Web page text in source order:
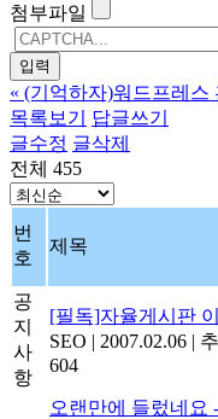
첨부파일
« (기억하자)워드프레스
목록보기
답글쓰기
글수정 글삭제
전체 455
번
호
제목
공
지
사
항
[필독]자율게시판
SEO | 2007.02.06 |
604
오랜만에 들렀네요